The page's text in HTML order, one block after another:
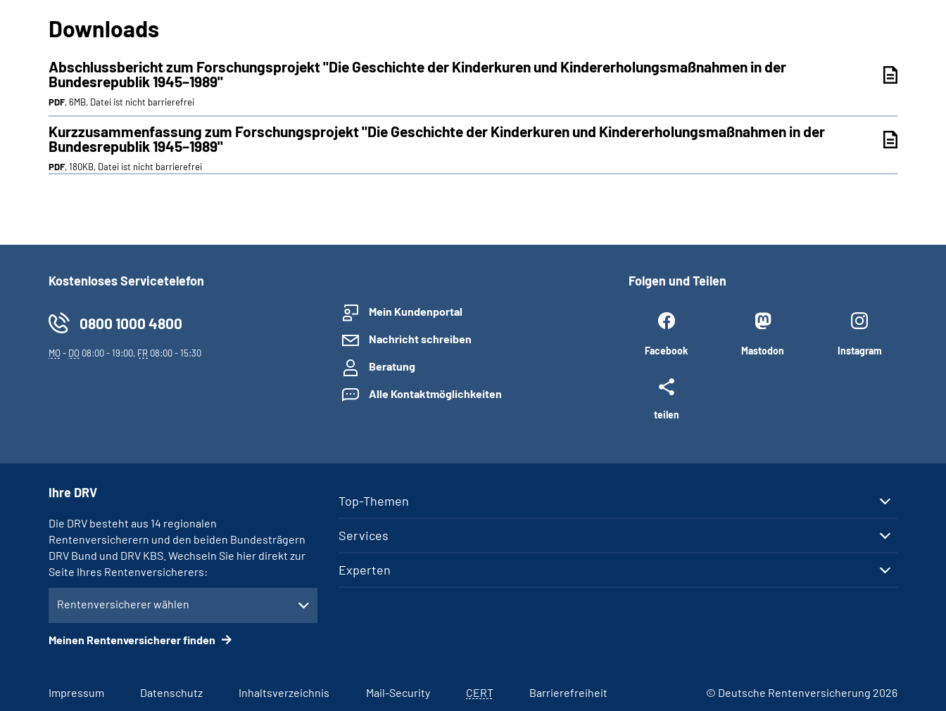
Downloads
Abschlussbericht zum Forschungsprojekt "Die Geschichte der Kinderkuren und Kindererholungsmaßnahmen in der
Bundesrepublik 1945–1989"
PDF, 6MB, Datei ist nicht barrierefrei
Kurzzusammenfassung zum Forschungsprojekt "Die Geschichte der Kinderkuren und Kindererholungsmaßnahmen in der
Bundesrepublik 1945–1989"
PDF, 180KB, Datei ist nicht barrierefrei
Kostenloses Servicetelefon
0800 1000 4800
MO- DO 08:00 - 19:00, FR 08:00 - 15:30
Mein Kundenportal
Nachricht schreiben
Beratung
Alle Kontaktmöglichkeiten
Folgen und Teilen
Facebook Mastodon Instagram
teilen
Top-Themen
Services
Experten
Ihre DRV
Die DRV besteht aus 14 regionalen
Rentenversicherern und den beiden Bundesträgern
DRV Bund und DRV KBS. Wechseln Sie hier direkt zur
Seite Ihres Rentenversicherers:
Rentenversicherer wählen
Meinen Rentenversicherer finden
Impressum Datenschutz Inhaltsverzeichnis Mail-Security CERT Barrierefreiheit © Deutsche Rentenversicherung 2026